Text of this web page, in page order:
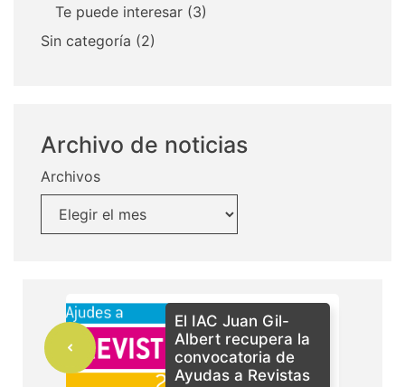
Te puede interesar (3)
Sin categoría (2)
Archivo de noticias
Archivos
El IAC Juan Gil-
Albert recupera la
convocatoria de
Ayudas a Revistas